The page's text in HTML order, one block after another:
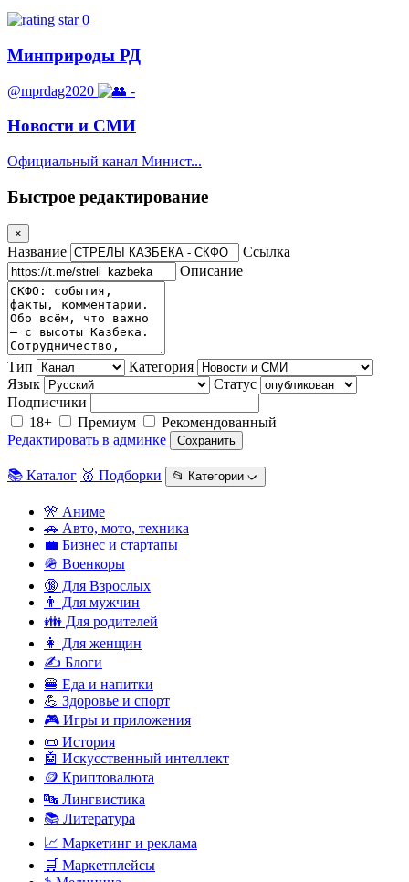
0
Минприроды РД
@mprdag2020 -
Новости и СМИ
Официальный канал Минист...
Быстрое редактирование
×
Название
Ссылка
Описание
Тип
Категория
Язык
Статус
Подписчики
18+
Премиум
Рекомендованный
Редактировать в админке
Сохранить
📚 Каталог 🥇 Подборки 📂 Категории ᨆ
🎌 Аниме
🚗 Авто, мото, техника
💼 Бизнес и стартапы
🪖 Военкоры
🔞 Для Взрослых
👨 Для мужчин
👪 Для родителей
👩 Для женщин
✍️ Блоги
🍔 Еда и напитки
💪 Здоровье и спорт
🎮 Игры и приложения
📜 История
🤖 Искусственный интеллект
🪙 Криптовалюта
🔤 Лингвистика
📚 Литература
📈 Маркетинг и реклама
🛒 Маркетплейсы